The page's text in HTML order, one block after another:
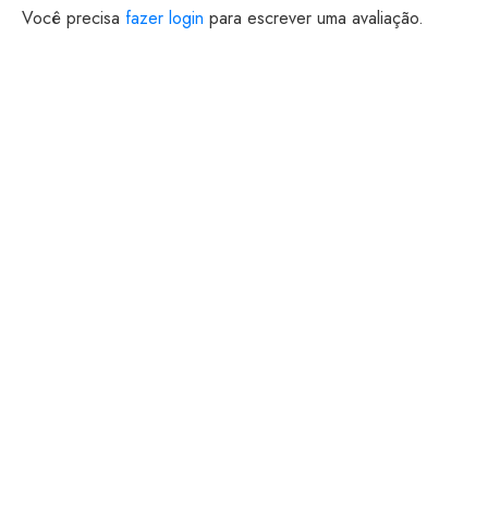
Você precisa fazer login para escrever uma avaliação.